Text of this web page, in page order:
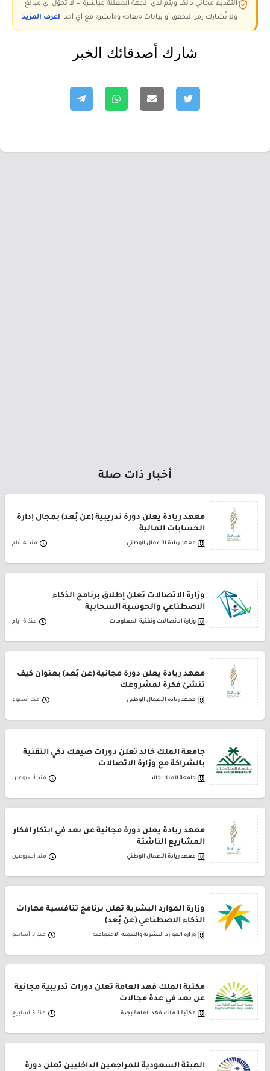
التقديم مجاني دائمًا ويتم لدى الجهة المعلنة مباشرة — لا تُحوّل أي مبالغ،
ولا تُشارك رمز التحقق أو بيانات «نفاذ» و«أبشر» مع أي أحد. اعرف المزيد
شارك أصدقائك الخبر
أخبار ذات صلة
معهد ريادة يعلن دورة تدريبية (عن بُعد) بمجال إدارة
الحسابات المالية
معهد ريادة الأعمال الوطني منذ 4 أيام
وزارة الاتصالات تعلن إطلاق برنامج الذكاء
الاصطناعي والحوسبة السحابية
وزارة الاتصالات وتقنية المعلومات منذ 6 أيام
معهد ريادة يعلن دورة مجانية (عن بُعد) بعنوان كيف
تنشئ فكرة لمشروعك
معهد ريادة الأعمال الوطني منذ أسبوع
جامعة الملك خالد تعلن دورات صيفك ذكي التقنية
بالشراكة مع وزارة الاتصالات
جامعة الملك خالد منذ أسبوعين
معهد ريادة يعلن دورة مجانية عن بعد في ابتكار أفكار
المشاريع الناشئة
معهد ريادة الأعمال الوطني منذ أسبوعين
وزارة الموارد البشرية تعلن برنامج تنافسية مهارات
الذكاء الاصطناعي (عن بُعد)
وزارة الموارد البشرية والتنمية الاجتماعية منذ 3 أسابيع
مكتبة الملك فهد العامة تعلن دورات تدريبية مجانية
عن بعد في عدة مجالات
مكتبة الملك فهد العامة بجدة منذ 3 أسابيع
الهيئة السعودية للمراجعين الداخليين تعلن دورة